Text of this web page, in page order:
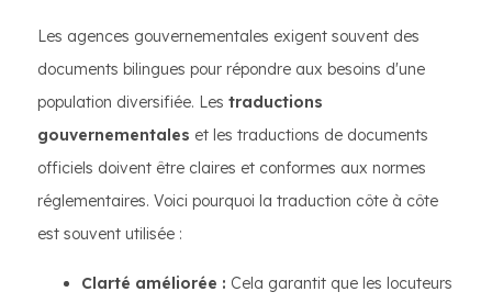
Les agences gouvernementales exigent souvent des
documents bilingues pour répondre aux besoins d'une
population diversifiée. Les traductions
gouvernementales et les traductions de documents
officiels doivent être claires et conformes aux normes
réglementaires. Voici pourquoi la traduction côte à côte
est souvent utilisée :
Clarté améliorée : Cela garantit que les locuteurs